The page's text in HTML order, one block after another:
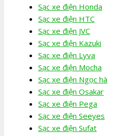
Sạc xe điện Honda
Sạc xe điện HTC
Sạc xe điện JVC
Sạc xe điện Kazuki
Sạc xe điện Lyva
Sạc xe điện Mocha
Sạc xe điện Ngọc hà
Sạc xe điện Osakar
Sạc xe điện Pega
Sạc xe điện Seeyes
Sạc xe điện Sufat